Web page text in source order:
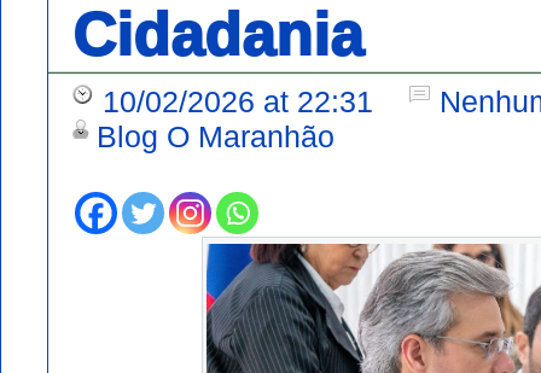
Cidadania
10/02/2026 at 22:31
Blog O Maranhão